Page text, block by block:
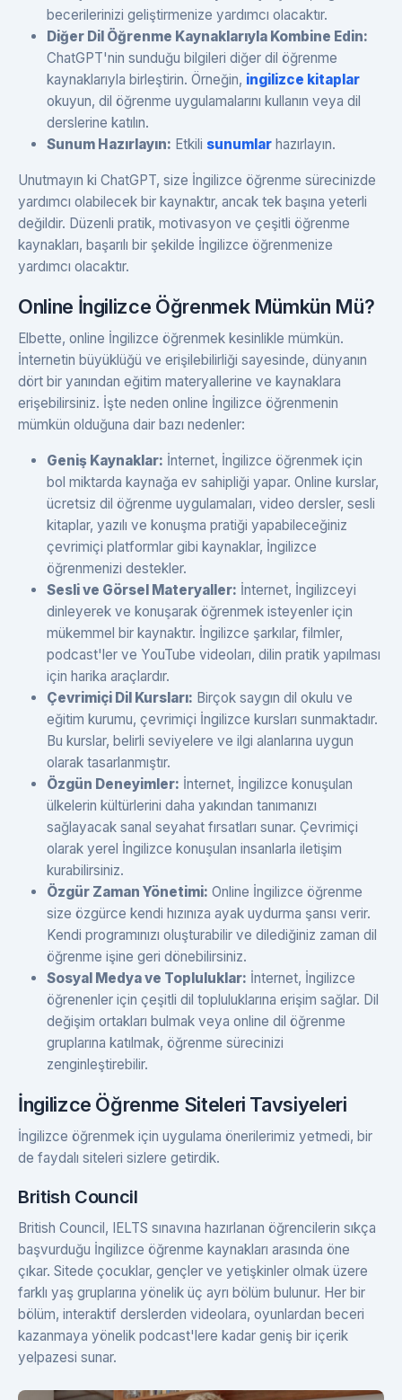
becerilerinizi geliştirmenize yardımcı olacaktır.
Diğer Dil Öğrenme Kaynaklarıyla Kombine Edin:
ChatGPT'nin sunduğu bilgileri diğer dil öğrenme
kaynaklarıyla birleştirin. Örneğin, ingilizce kitaplar
okuyun, dil öğrenme uygulamalarını kullanın veya dil
derslerine katılın.
Sunum Hazırlayın: Etkili sunumlar hazırlayın.
Unutmayın ki ChatGPT, size İngilizce öğrenme sürecinizde
yardımcı olabilecek bir kaynaktır, ancak tek başına yeterli
değildir. Düzenli pratik, motivasyon ve çeşitli öğrenme
kaynakları, başarılı bir şekilde İngilizce öğrenmenize
yardımcı olacaktır.
Online İngilizce Öğrenmek Mümkün Mü?
Elbette, online İngilizce öğrenmek kesinlikle mümkün.
İnternetin büyüklüğü ve erişilebilirliği sayesinde, dünyanın
dört bir yanından eğitim materyallerine ve kaynaklara
erişebilirsiniz. İşte neden online İngilizce öğrenmenin
mümkün olduğuna dair bazı nedenler:
Geniş Kaynaklar: İnternet, İngilizce öğrenmek için
bol miktarda kaynağa ev sahipliği yapar. Online kurslar,
ücretsiz dil öğrenme uygulamaları, video dersler, sesli
kitaplar, yazılı ve konuşma pratiği yapabileceğiniz
çevrimiçi platformlar gibi kaynaklar, İngilizce
öğrenmenizi destekler.
Sesli ve Görsel Materyaller: İnternet, İngilizceyi
dinleyerek ve konuşarak öğrenmek isteyenler için
mükemmel bir kaynaktır. İngilizce şarkılar, filmler,
podcast'ler ve YouTube videoları, dilin pratik yapılması
için harika araçlardır.
Çevrimiçi Dil Kursları: Birçok saygın dil okulu ve
eğitim kurumu, çevrimiçi İngilizce kursları sunmaktadır.
Bu kurslar, belirli seviyelere ve ilgi alanlarına uygun
olarak tasarlanmıştır.
Özgün Deneyimler: İnternet, İngilizce konuşulan
ülkelerin kültürlerini daha yakından tanımanızı
sağlayacak sanal seyahat fırsatları sunar. Çevrimiçi
olarak yerel İngilizce konuşulan insanlarla iletişim
kurabilirsiniz.
Özgür Zaman Yönetimi: Online İngilizce öğrenme
size özgürce kendi hızınıza ayak uydurma şansı verir.
Kendi programınızı oluşturabilir ve dilediğiniz zaman dil
öğrenme işine geri dönebilirsiniz.
Sosyal Medya ve Topluluklar: İnternet, İngilizce
öğrenenler için çeşitli dil topluluklarına erişim sağlar. Dil
değişim ortakları bulmak veya online dil öğrenme
gruplarına katılmak, öğrenme sürecinizi
zenginleştirebilir.
İngilizce Öğrenme Siteleri Tavsiyeleri
İngilizce öğrenmek için uygulama önerilerimiz yetmedi, bir
de faydalı siteleri sizlere getirdik.
British Council
British Council, IELTS sınavına hazırlanan öğrencilerin sıkça
başvurduğu İngilizce öğrenme kaynakları arasında öne
çıkar. Sitede çocuklar, gençler ve yetişkinler olmak üzere
farklı yaş gruplarına yönelik üç ayrı bölüm bulunur. Her bir
bölüm, interaktif derslerden videolara, oyunlardan beceri
kazanmaya yönelik podcast'lere kadar geniş bir içerik
yelpazesi sunar.